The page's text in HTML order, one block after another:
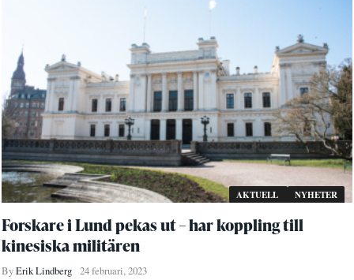
AKTUELL NYHETER
Forskare i Lund pekas ut – har koppling till
kinesiska militären
ByErik Lindberg 24 februari, 2023